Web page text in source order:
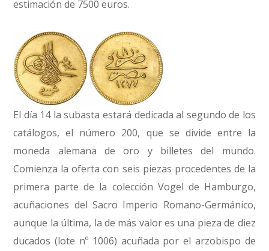
estimación de 7500 euros.
El día 14 la subasta estará dedicada al segundo de los
catálogos, el número 200, que se divide entre la
moneda alemana de oro y billetes del mundo.
Comienza la oferta con seis piezas procedentes de la
primera parte de la colección Vogel de Hamburgo,
acuñaciones del Sacro Imperio Romano-Germánico,
aunque la última, la de más valor es una pieza de diez
ducados (lote nº 1006) acuñada por el arzobispo de